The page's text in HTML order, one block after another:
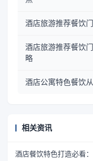
酒店旅游推荐餐饮
酒店旅游推荐餐饮
略
酒店公寓特色餐饮
相关资讯
酒店餐饮特色打造必看